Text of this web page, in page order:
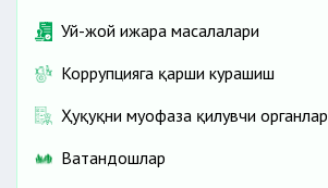
Уй-жой ижара масалалари
Коррупцияга қарши курашиш
Ҳуқуқни муҳофаза қилувчи органлар
Ватандошлар